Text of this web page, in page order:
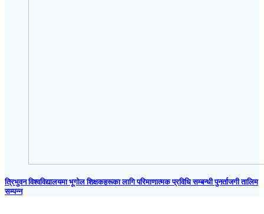
त्रिभुवन विश्वविद्यालयमा भूगोल शिक्षकहरूका लागि परिमाणात्मक प्रविधि सम्बन्धी पुनर्ताजगी तालिम
सम्पन्न